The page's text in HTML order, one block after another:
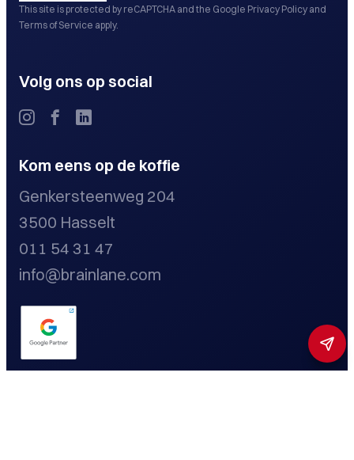
This site is protected by reCAPTCHA and the Google Privacy Policy and
Terms of Service apply.
Volg ons op social
Kom eens op de koffie
Genkersteenweg 204
3500 Hasselt
011 54 31 47
info@brainlane.com